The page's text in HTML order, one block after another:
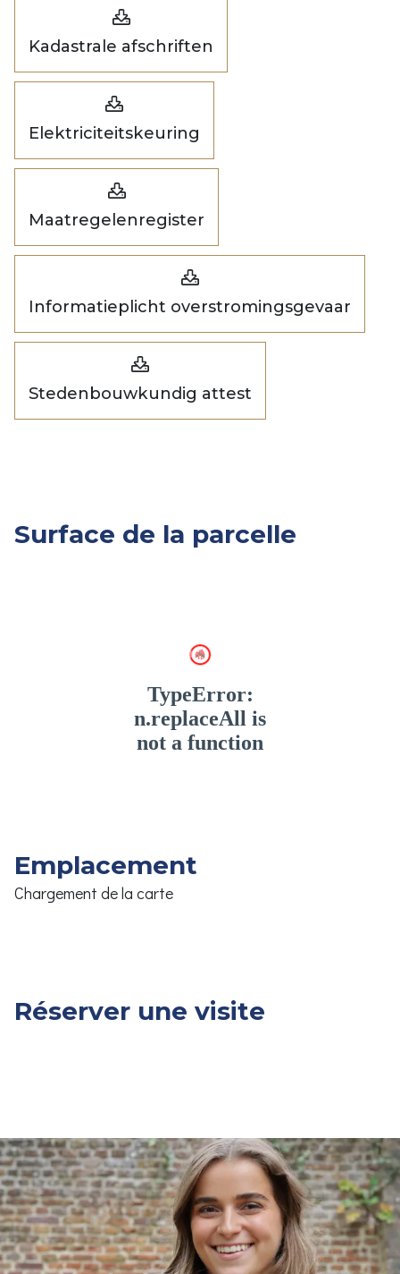
Kadastrale afschriften
Elektriciteitskeuring
Maatregelenregister
Informatieplicht overstromingsgevaar
Stedenbouwkundig attest
Surface de la parcelle
Emplacement
Chargement de la carte
Réserver une visite